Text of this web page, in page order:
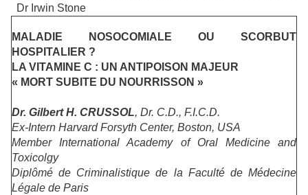
Dr Irwin Stone
MALADIE NOSOCOMIALE OU SCORBUT
HOSPITALIER ?
LA VITAMINE C : UN ANTIPOISON MAJEUR
« MORT SUBITE DU NOURRISSON »
Dr. Gilbert H. CRUSSOL, Dr. C.D., F.I.C.D.
Ex-Intern Harvard Forsyth Center, Boston, USA
Member
International Academy
of Oral Medicine and
Toxicolgy
Diplômé de Criminalistique de la Faculté de Médecine
Légale de Paris